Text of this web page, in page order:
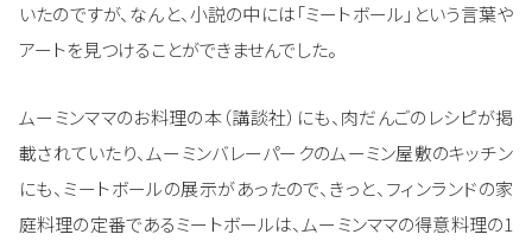
いたのですが、なんと、小説の中には「ミートボール」という言葉や
アートを見つけることができませんでした。
ムーミンママのお料理の本（講談社）にも、肉だんごのレシピが掲
載されていたり、ムーミンバレーパークのムーミン屋敷のキッチン
にも、ミートボールの展示があったので、きっと、フィンランドの家
庭料理の定番であるミートボールは、ムーミンママの得意料理の1